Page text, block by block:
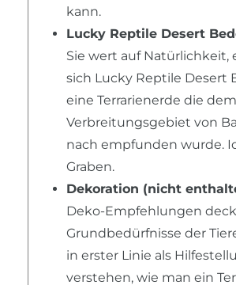
kann.
Lucky Reptile Desert
Sie wert auf Natürlichkeit,
sich Lucky Reptile Desert
eine Terrarienerde die
Verbreitungsgebiet von
nach empfunden wurde.
Graben.
Dekoration (nicht
Deko-Empfehlungen
Grundbedürfnisse der
in erster Linie als
verstehen, wie man ein